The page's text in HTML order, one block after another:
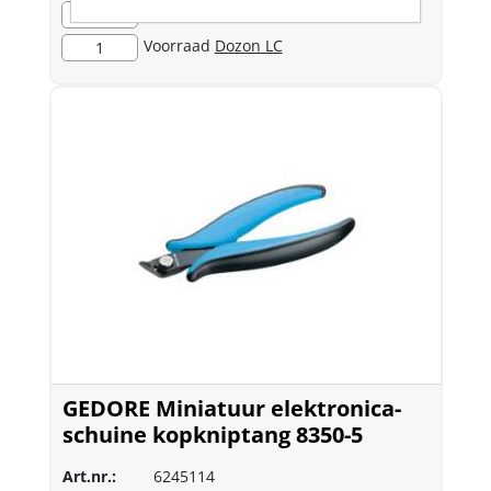
1
Voorraad Dozon LC
GEDORE Miniatuur elektronica-
schuine kopkniptang 8350-5
Art.nr.:
6245114